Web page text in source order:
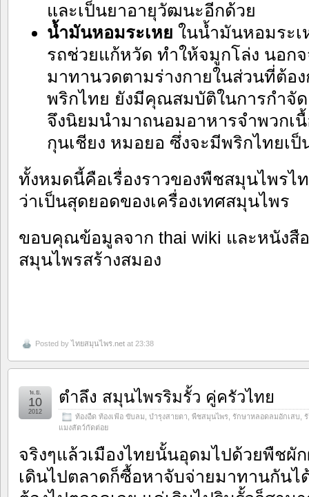
และเป็นยาอายุวัฒนะอีกด้วย
น้ำมันหอมระเหย ในน้ำมันหอมระ
รถช่วยแก้หวัด ทำให้จมูกโล่ง นอก
มาทานวดตามร่างกายในส่วนที่ต้อ
พริกไทย ยังมีคุณสมบัติในการกำจั
จึงนิยมนำมาถนอมอาหารจำพวกเ
กุนเชียง หมอยอ ซึ่งจะมีพริกไทยเ
ทั้งหมดนี้คือเรื่องราวของพืชสมุนไพรไ
ว่าเป็นสุดยอดของเครื่องเทศสมุนไพร
ขอบคุณข้อมูลจาก thai wiki และหนังสื
สมุนไพรสร้างสมอง
Posted byไทยสมุนไพร.net at 23:38
ตำลึง สมุนไพรริมรั้ว คู่ครัวไทย
ท้องอืด ท้องเฟ้อ ขับลม บำรุงสายตา พืชสมุนไพร รักษาหลอดลมอักเสบ
แมงสัตว์กัดต่อย
พ.ย.
10
2012
จริงๆแล้วเมืองไทยนั้นอุดมไปด้วยพืชผั
เดินไปตลาดก็ซื้อหาจับจ่ายมาทานกันไ